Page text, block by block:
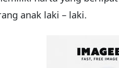
anak laki – laki.